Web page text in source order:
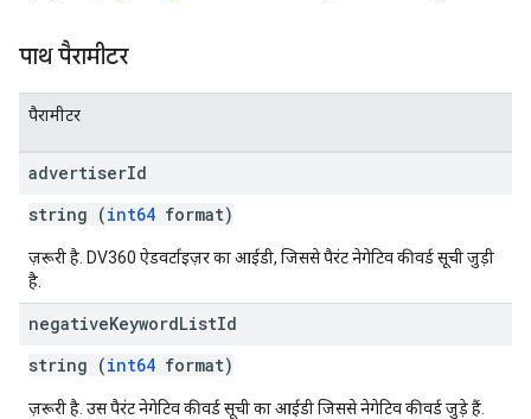
पाथ पैरामीटर
पैरामीटर
advertiserId
string (int64 format)
ज़रूरी है. DV360 ऐडवर्टाइज़र का आईडी, जिससे पैरंट नेगेटिव कीवर्ड सूची जुड़ी
है.
negativeKeywordListId
string (int64 format)
ज़रूरी है. उस पैरंट नेगेटिव कीवर्ड सूची का आईडी जिससे नेगेटिव कीवर्ड जुड़े हैं.